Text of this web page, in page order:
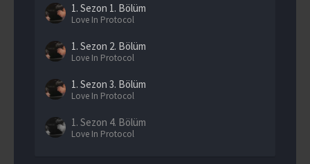
1. Sezon 1. Bölüm
Love In Protocol
1. Sezon 2. Bölüm
Love In Protocol
1. Sezon 3. Bölüm
Love In Protocol
1. Sezon 4. Bölüm
Love In Protocol